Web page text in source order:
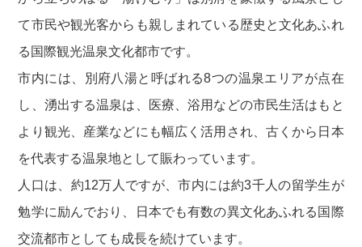
て市民や観光客からも親しまれている歴史と文化あふれ
る国際観光温泉文化都市です。
市内には、別府八湯と呼ばれる8つの温泉エリアが点在
し、湧出する温泉は、医療、浴用などの市民生活はもと
より観光、産業などにも幅広く活用され、古くから日本
を代表する温泉地として賑わっています。
人口は、約12万人ですが、市内には約3千人の留学生が
勉学に励んでおり、日本でも有数の異文化あふれる国際
交流都市としても成長を続けています。